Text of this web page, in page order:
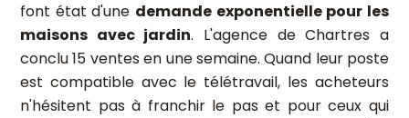
font état d'une demande exponentielle pour les
maisons avec jardin. L'agence de Chartres a
conclu 15 ventes en une semaine. Quand leur poste
est compatible avec le télétravail, les acheteurs
n'hésitent pas à franchir le pas et pour ceux qui